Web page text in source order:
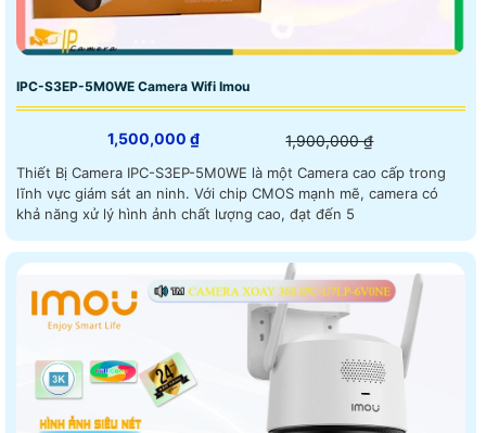
IPC-S3EP-5M0WE Camera Wifi Imou
1,500,000 ₫ 1,900,000 ₫
Thiết Bị Camera IPC-S3EP-5M0WE là một Camera cao cấp trong
lĩnh vực giám sát an ninh. Với chip CMOS mạnh mẽ, camera có
khả năng xử lý hình ảnh chất lượng cao, đạt đến 5